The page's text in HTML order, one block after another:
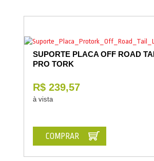
SUPORTE PLACA OFF ROAD
PRO TORK
R$ 239,57
à vista
COMPRAR